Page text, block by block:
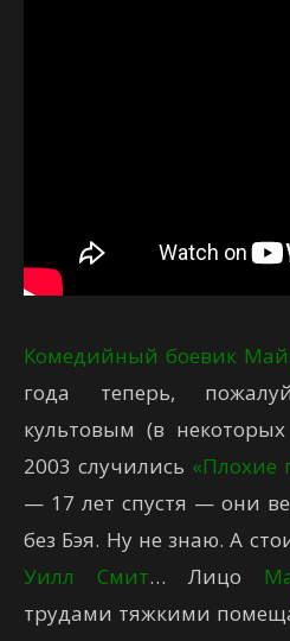
Комедийный боевик
года теперь,
культовым (в
2003 случились «Плохие
— 17 лет спустя — они
без Бэя. Ну не знаю. А
Уилл Смит… Лицо
трудами тяжкими